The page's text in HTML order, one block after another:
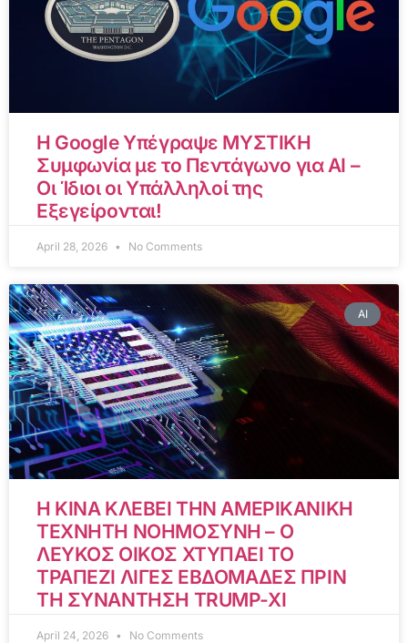
Η Google Υπέγραψε ΜΥΣΤΙΚΗ
Συμφωνία με το Πεντάγωνο για AI –
Οι Ίδιοι οι Υπάλληλοί της
Εξεγείρονται!
April 28, 2026 No Comments
AI
Η ΚΙΝΑ ΚΛΕΒΕΙ ΤΗΝ ΑΜΕΡΙΚΑΝΙΚΗ
ΤΕΧΝΗΤΗ ΝΟΗΜΟΣΥΝΗ – Ο
ΛΕΥΚΟΣ ΟΙΚΟΣ ΧΤΥΠΑΕΙ ΤΟ
ΤΡΑΠΕΖΙ ΛΙΓΕΣ ΕΒΔΟΜΑΔΕΣ ΠΡΙΝ
ΤΗ ΣΥΝΑΝΤΗΣΗ TRUMP-XI
April 24, 2026 No Comments